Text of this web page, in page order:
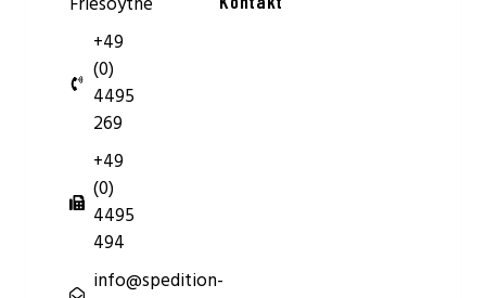
+49
(0)
4495
269
+49
(0)
4495
494
info@spedition-